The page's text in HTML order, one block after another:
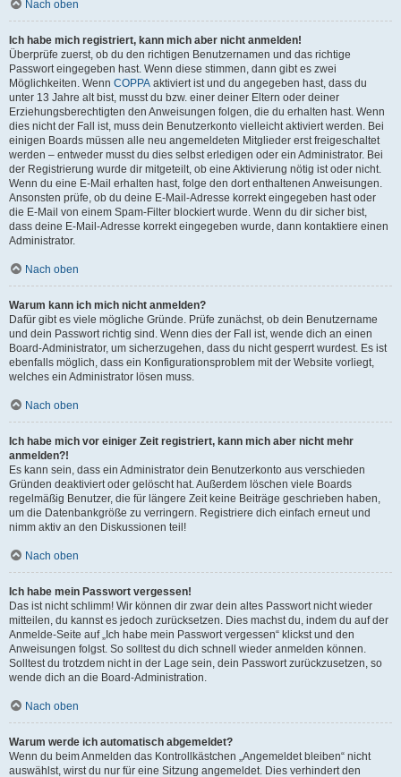
Nach oben
Ich habe mich registriert, kann mich aber nicht anmelden!
Überprüfe zuerst, ob du den richtigen Benutzernamen und das richtige
Passwort eingegeben hast. Wenn diese stimmen, dann gibt es zwei
Möglichkeiten. Wenn COPPA aktiviert ist und du angegeben hast, dass du
unter 13 Jahre alt bist, musst du bzw. einer deiner Eltern oder deiner
Erziehungsberechtigten den Anweisungen folgen, die du erhalten hast. Wenn
dies nicht der Fall ist, muss dein Benutzerkonto vielleicht aktiviert werden. Bei
einigen Boards müssen alle neu angemeldeten Mitglieder erst freigeschaltet
werden – entweder musst du dies selbst erledigen oder ein Administrator. Bei
der Registrierung wurde dir mitgeteilt, ob eine Aktivierung nötig ist oder nicht.
Wenn du eine E-Mail erhalten hast, folge den dort enthaltenen Anweisungen.
Ansonsten prüfe, ob du deine E-Mail-Adresse korrekt eingegeben hast oder
die E-Mail von einem Spam-Filter blockiert wurde. Wenn du dir sicher bist,
dass deine E-Mail-Adresse korrekt eingegeben wurde, dann kontaktiere einen
Administrator.
Nach oben
Warum kann ich mich nicht anmelden?
Dafür gibt es viele mögliche Gründe. Prüfe zunächst, ob dein Benutzername
und dein Passwort richtig sind. Wenn dies der Fall ist, wende dich an einen
Board-Administrator, um sicherzugehen, dass du nicht gesperrt wurdest. Es ist
ebenfalls möglich, dass ein Konfigurationsproblem mit der Website vorliegt,
welches ein Administrator lösen muss.
Nach oben
Ich habe mich vor einiger Zeit registriert, kann mich aber nicht mehr
anmelden?!
Es kann sein, dass ein Administrator dein Benutzerkonto aus verschieden
Gründen deaktiviert oder gelöscht hat. Außerdem löschen viele Boards
regelmäßig Benutzer, die für längere Zeit keine Beiträge geschrieben haben,
um die Datenbankgröße zu verringern. Registriere dich einfach erneut und
nimm aktiv an den Diskussionen teil!
Nach oben
Ich habe mein Passwort vergessen!
Das ist nicht schlimm! Wir können dir zwar dein altes Passwort nicht wieder
mitteilen, du kannst es jedoch zurücksetzen. Dies machst du, indem du auf der
Anmelde-Seite auf „Ich habe mein Passwort vergessen“ klickst und den
Anweisungen folgst. So solltest du dich schnell wieder anmelden können.
Solltest du trotzdem nicht in der Lage sein, dein Passwort zurückzusetzen, so
wende dich an die Board-Administration.
Nach oben
Warum werde ich automatisch abgemeldet?
Wenn du beim Anmelden das Kontrollkästchen „Angemeldet bleiben“ nicht
auswählst, wirst du nur für eine Sitzung angemeldet. Dies verhindert den